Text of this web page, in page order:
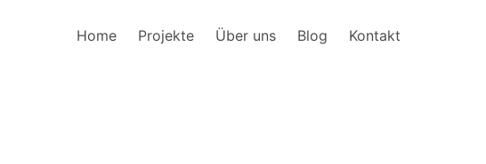
Home Projekte Über uns Blog Kontakt